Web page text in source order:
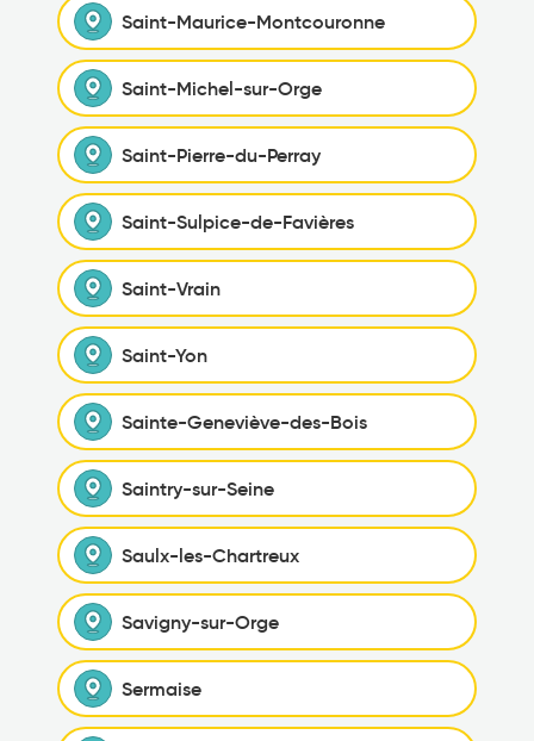
Saint-Maurice-Montcouronne
Saint-Michel-sur-Orge
Saint-Pierre-du-Perray
Saint-Sulpice-de-Favières
Saint-Vrain
Saint-Yon
Sainte-Geneviève-des-Bois
Saintry-sur-Seine
Saulx-les-Chartreux
Savigny-sur-Orge
Sermaise